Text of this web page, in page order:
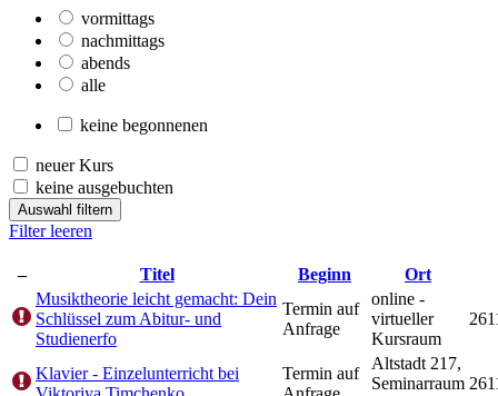
vormittags
nachmittags
abends
alle
keine begonnenen
neuer Kurs
keine ausgebuchten
Auswahl filtern
Filter leeren
– Titel Beginn
Ort
Musiktheorie leicht gemacht: Dein
Schlüssel zum Abitur- und
Studienerfo
Termin auf
Anfrage
online -
virtueller
Kursraum
Klavier - Einzelunterricht bei
Termin auf
Altstadt 217,
Seminarraum